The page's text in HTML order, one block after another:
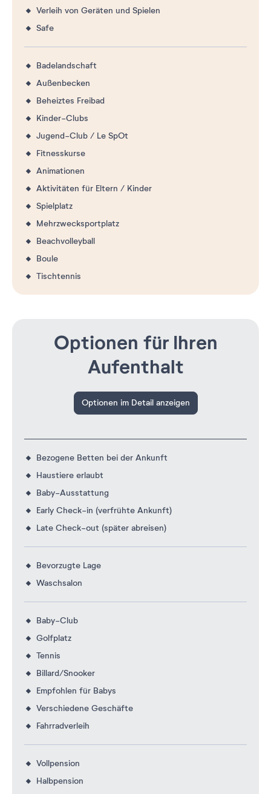
Verleih von Geräten und Spielen
Safe
Badelandschaft
Außenbecken
Beheiztes Freibad
Kinder-Clubs
Jugend-Club / Le SpOt
Fitnesskurse
Animationen
Aktivitäten für Eltern / Kinder
Spielplatz
Mehrzwecksportplatz
Beachvolleyball
Boule
Tischtennis
Optionen für Ihren
Aufenthalt
Optionen im Detail anzeigen
Bezogene Betten bei der Ankunft
Haustiere erlaubt
Baby-Ausstattung
Early Check-in (verfrühte Ankunft)
Late Check-out (später abreisen)
Bevorzugte Lage
Waschsalon
Baby-Club
Golfplatz
Tennis
Billard/Snooker
Empfohlen für Babys
Verschiedene Geschäfte
Fahrradverleih
Vollpension
Halbpension